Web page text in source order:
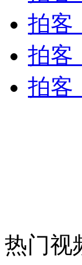
走！跟着总
消防员救轻生
拍客
拍客
拍客
热门视